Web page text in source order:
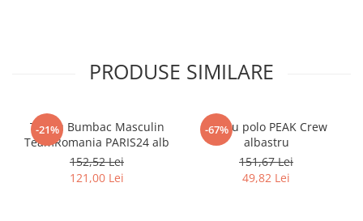
PRODUSE SIMILARE
-21%
Tricou Bumbac Masculin
TeamRomania PARIS24 alb
152,52 Lei
121,00 Lei
-67%
Tricou polo PEAK Crew
albastru
151,67 Lei
49,82 Lei